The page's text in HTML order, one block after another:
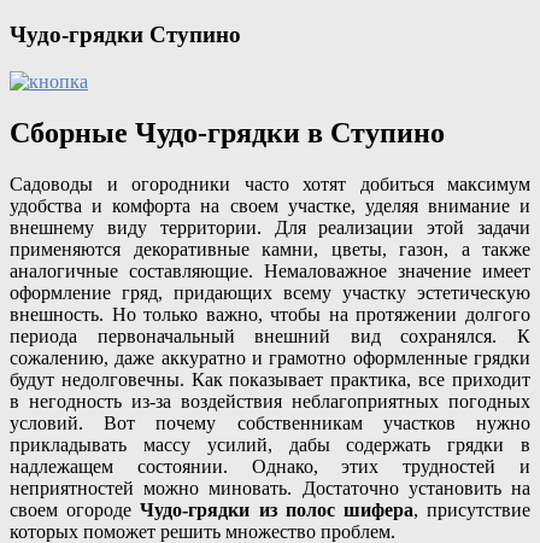
Чудо-грядки Ступино
Сборные Чудо-грядки в Ступино
Садоводы и огородники часто хотят добиться максимум
удобства и комфорта на своем участке, уделяя внимание и
внешнему виду территории. Для реализации этой задачи
применяются декоративные камни, цветы, газон, а также
аналогичные составляющие. Немаловажное значение имеет
оформление гряд, придающих всему участку эстетическую
внешность. Но только важно, чтобы на протяжении долгого
периода первоначальный внешний вид сохранялся. К
сожалению, даже аккуратно и грамотно оформленные грядки
будут недолговечны. Как показывает практика, все приходит
в негодность из-за воздействия неблагоприятных погодных
условий. Вот почему собственникам участков нужно
прикладывать массу усилий, дабы содержать грядки в
надлежащем состоянии. Однако, этих трудностей и
неприятностей можно миновать. Достаточно установить на
своем огородеЧудо-грядки из полос шифера, присутствие
которых поможет решить множество проблем.